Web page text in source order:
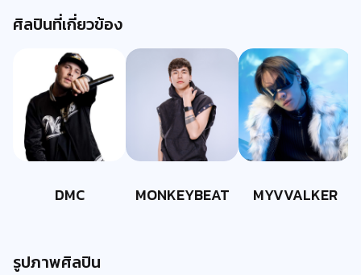
ศิลปินที่เกี่ยวข้อง
DMC MONKEYBEAT MYVVALKER
รูปภาพศิลปิน